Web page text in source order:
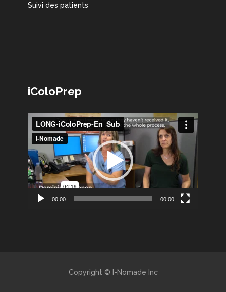
Suivi des patients
iColoPrep
Lecteur
vidéo
00:00 00:00
Copyright © I-Nomade Inc